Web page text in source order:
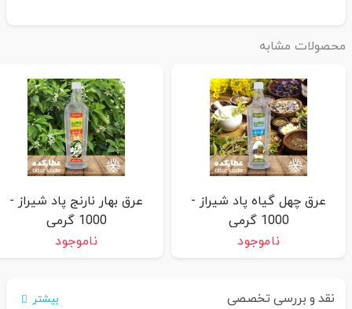
مشابه
عرق چهل گیاه پاد شیراز -
1000 گرمی
ناموجود
عرق بهار نارنج پاد شیراز -
1000 گرمی
ناموجود
نقد و بررسی تخصصی بیشتر